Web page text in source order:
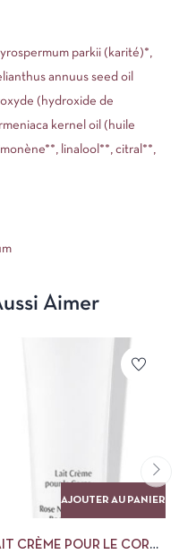
parkii (karité)*,
annuus seed oil
(hydroxide de
kernel oil (huile
linalool**, citral**,
Aimer
AJOUTER AU PANIER
CRÈME POUR LE CORPS